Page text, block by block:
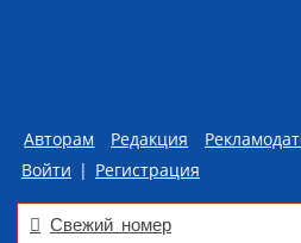
Авторам Редакция
Войти | Регистрация
Свежий номер